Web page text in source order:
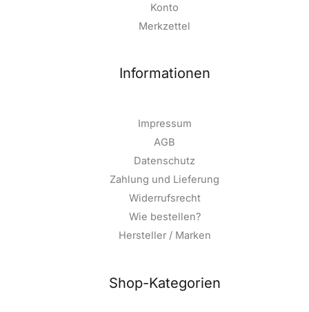
Konto
Merkzettel
Informationen
Impressum
AGB
Datenschutz
Zahlung und Lieferung
Widerrufsrecht
Wie bestellen?
Hersteller / Marken
Shop-Kategorien